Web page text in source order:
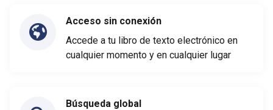
Acceso sin conexión
Accede a tu libro de texto electrónico en
cualquier momento y en cualquier lugar
Búsqueda global